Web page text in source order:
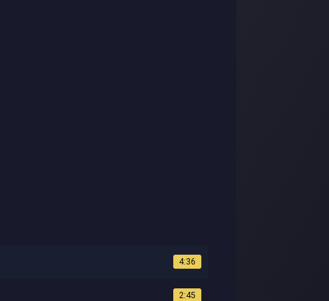
4:36
2:45